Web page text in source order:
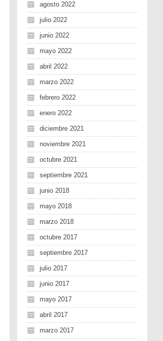
agosto 2022
julio 2022
junio 2022
mayo 2022
abril 2022
marzo 2022
febrero 2022
enero 2022
diciembre 2021
noviembre 2021
octubre 2021
septiembre 2021
junio 2018
mayo 2018
marzo 2018
octubre 2017
septiembre 2017
julio 2017
junio 2017
mayo 2017
abril 2017
marzo 2017